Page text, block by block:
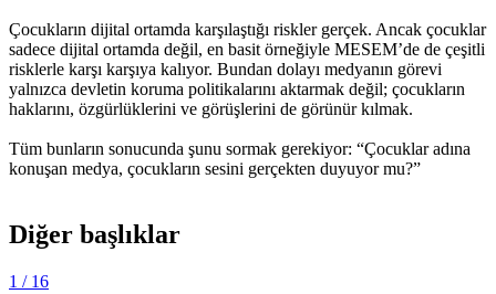
Çocukların dijital ortamda karşılaştığı riskler gerçek. Ancak çocuklar
sadece dijital ortamda değil, en basit örneğiyle MESEM’de de çeşitli
risklerle karşı karşıya kalıyor. Bundan dolayı medyanın görevi
yalnızca devletin koruma politikalarını aktarmak değil; çocukların
haklarını, özgürlüklerini ve görüşlerini de görünür kılmak.
Tüm bunların sonucunda şunu sormak gerekiyor: “Çocuklar adına
konuşan medya, çocukların sesini gerçekten duyuyor mu?”
Diğer başlıklar
1 / 16